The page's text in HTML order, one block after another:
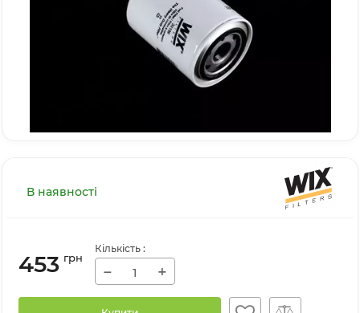
В наявності
453 грн
Кількість :
− +